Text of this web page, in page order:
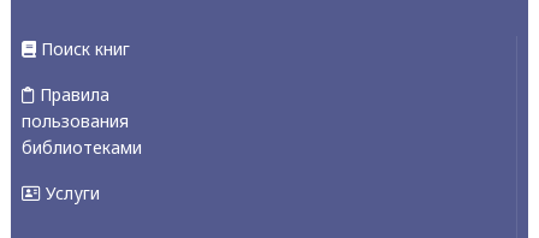
Поиск книг
Правила
пользования
библиотеками
Услуги